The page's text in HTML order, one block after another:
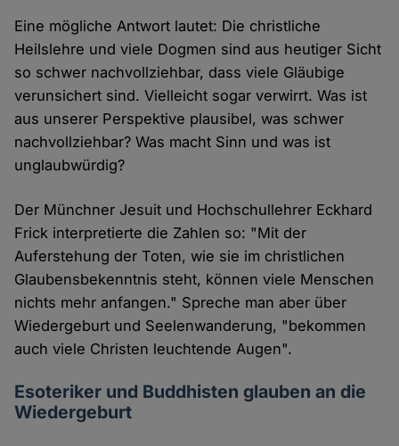
Eine mögliche Antwort lautet: Die christliche
Heilslehre und viele Dogmen sind aus heutiger Sicht
so schwer nachvollziehbar, dass viele Gläubige
verunsichert sind. Vielleicht sogar verwirrt. Was ist
aus unserer Perspektive plausibel, was schwer
nachvollziehbar? Was macht Sinn und was ist
unglaubwürdig?
Der Münchner Jesuit und Hochschullehrer Eckhard
Frick interpretierte die Zahlen so: "Mit der
Auferstehung der Toten, wie sie im christlichen
Glaubensbekenntnis steht, können viele Menschen
nichts mehr anfangen." Spreche man aber über
Wiedergeburt und Seelenwanderung, "bekommen
auch viele Christen leuchtende Augen".
Esoteriker und Buddhisten glauben an die
Wiedergeburt